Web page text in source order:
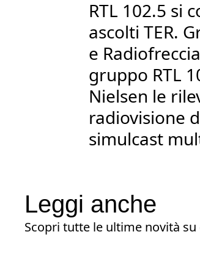
RTL 102.5 si
ascolti TER.
e
gruppo RTL
Nielsen le
radiovisione
simulcast
Leggi anche
Scopri tutte le ultime novità su